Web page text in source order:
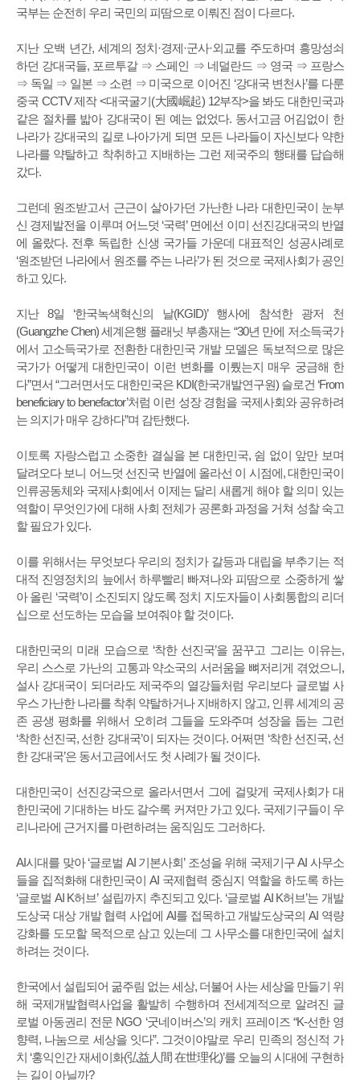
국부는 순전히 우리 국민의 피땀으로 이뤄진 점이 다르다.
지난 오백 년간, 세계의 정치·경제·군사·외교를 주도하며 흥망성쇠
하던 강대국들, 포르투갈 ⇒ 스페인 ⇒ 네덜란드 ⇒ 영국 ⇒ 프랑스
⇒ 독일 ⇒ 일본 ⇒ 소련 ⇒ 미국으로 이어진 ‘강대국 변천사’를 다룬
중국 CCTV 제작 <대국굴기(大國崛起) 12부작>을 봐도 대한민국과
같은 절차를 밟아 강대국이 된 예는 없었다. 동서고금 어김없이 한
나라가 강대국의 길로 나아가게 되면 모든 나라들이 자신보다 약한
나라를 약탈하고 착취하고 지배하는 그런 제국주의 행태를 답습해
갔다.
그런데 원조받고서 근근이 살아가던 가난한 나라 대한민국이 눈부
신 경제발전을 이루며 어느덧 ‘국력’ 면에선 이미 선진강대국의 반열
에 올랐다. 전후 독립한 신생 국가들 가운데 대표적인 성공사례로
‘원조받던 나라에서 원조를 주는 나라’가 된 것으로 국제사회가 공인
하고 있다.
지난 8일 ‘한국녹색혁신의 날(KGID)’ 행사에 참석한 광저 천
(Guangzhe Chen) 세계은행 플래닛 부총재는 “30년 만에 저소득국가
에서 고소득국가로 전환한 대한민국 개발 모델은 독보적으로 많은
국가가 어떻게 대한민국이 이런 변화를 이뤘는지 매우 궁금해 한
다”면서 “그러면서도 대한민국은 KDI(한국개발연구원) 슬로건 ‘From
beneficiary to benefactor’처럼 이런 성장 경험을 국제사회와 공유하려
는 의지가 매우 강하다”며 감탄했다.
이토록 자랑스럽고 소중한 결실을 본 대한민국, 쉼 없이 앞만 보며
달려오다 보니 어느덧 선진국 반열에 올라선 이 시점에, 대한민국이
인류공동체와 국제사회에서 이제는 달리 새롭게 해야 할 의미 있는
역할이 무엇인가에 대해 사회 전체가 공론화 과정을 거쳐 성찰 숙고
할 필요가 있다.
이를 위해서는 무엇보다 우리의 정치가 갈등과 대립을 부추기는 적
대적 진영정치의 늪에서 하루빨리 빠져나와 피땀으로 소중하게 쌓
아 올린 ‘국력’이 소진되지 않도록 정치 지도자들이 사회통합의 리더
십으로 선도하는 모습을 보여줘야 할 것이다.
대한민국의 미래 모습으로 ‘착한 선진국’을 꿈꾸고 그리는 이유는,
우리 스스로 가난의 고통과 약소국의 서러움을 뼈저리게 겪었으니,
설사 강대국이 되더라도 제국주의 열강들처럼 우리보다 글로벌 사
우스 가난한 나라를 착취 약탈하거나 지배하지 않고, 인류 세계의 공
존 공생 평화를 위해서 오히려 그들을 도와주며 성장을 돕는 그런
‘착한 선진국, 선한 강대국’이 되자는 것이다. 어쩌면 ‘착한 선진국, 선
한 강대국’은 동서고금에서도 첫 사례가 될 것이다.
대한민국이 선진강국으로 올라서면서 그에 걸맞게 국제사회가 대
한민국에 기대하는 바도 갈수록 커져만 가고 있다. 국제기구들이 우
리나라에 근거지를 마련하려는 움직임도 그러하다.
AI시대를 맞아 ‘글로벌 AI 기본사회’ 조성을 위해 국제기구 AI 사무소
들을 집적화해 대한민국이 AI 국제협력 중심지 역할을 하도록 하는
‘글로벌 AI K허브’ 설립까지 추진되고 있다. ‘글로벌 AI K허브’는 개발
도상국 대상 개발 협력 사업에 AI를 접목하고 개발도상국의 AI 역량
강화를 도모할 목적으로 삼고 있는데 그 사무소를 대한민국에 설치
하려는 것이다.
한국에서 설립되어 굶주림 없는 세상, 더불어 사는 세상을 만들기 위
해 국제개발협력사업을 활발히 수행하며 전세계적으로 알려진 글
로벌 아동권리 전문 NGO ‘굿네이버스’의 캐치 프레이즈 “K-선한 영
향력, 나눔으로 세상을 잇다”. 그것이야말로 우리 민족의 정신적 가
치 ‘홍익인간 재세이화(弘益人間 在世理化)’를 오늘의 시대에 구현하
는 길이 아닐까?